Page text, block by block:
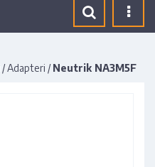
/Adapteri / Neutrik NA3M5F